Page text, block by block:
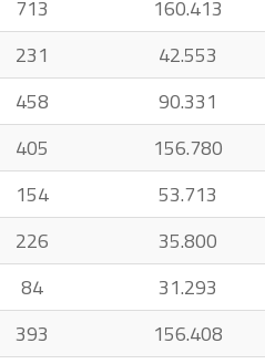
713
160.413
231
42.553
458
90.331
405
156.780
154
53.713
226
35.800
84
31.293
393
156.408